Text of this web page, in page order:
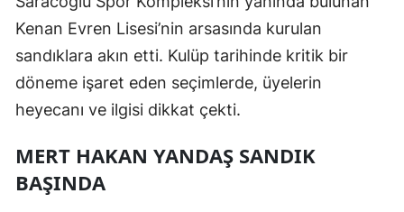
Eskişehir
Gaziantep
Giresun
Kenan Evren Lisesi’nin arsasında kurulan
sandıklara akın etti. Kulüp tarihinde kritik bir
döneme işaret eden seçimlerde, üyelerin
heyecanı ve ilgisi dikkat çekti.
MERT HAKAN YANDAŞ SANDIK
BAŞINDA